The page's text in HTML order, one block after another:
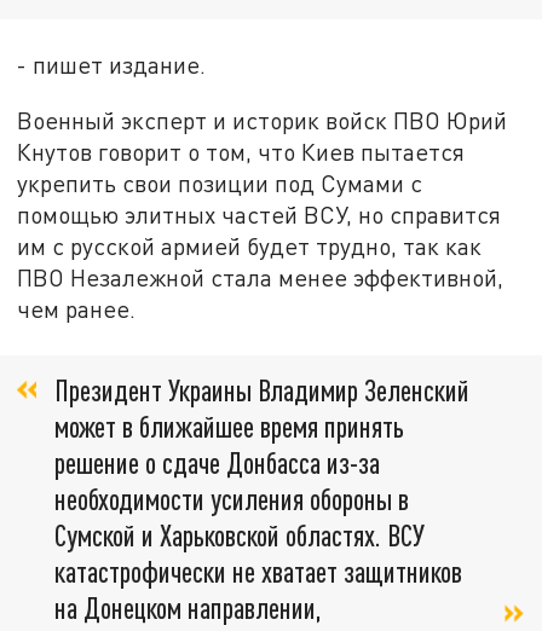
- пишет издание.
Военный эксперт и историк войск ПВО Юрий
Кнутов говорит о том, что Киев пытается
укрепить свои позиции под Сумами с
помощью элитных частей ВСУ, но справится
им с русской армией будет трудно, так как
ПВО Незалежной стала менее эффективной,
чем ранее.
Президент Украины Владимир Зеленский
может в ближайшее время принять
решение о сдаче Донбасса из-за
необходимости усиления обороны в
Сумской и Харьковской областях. ВСУ
катастрофически не хватает защитников
на Донецком направлении,